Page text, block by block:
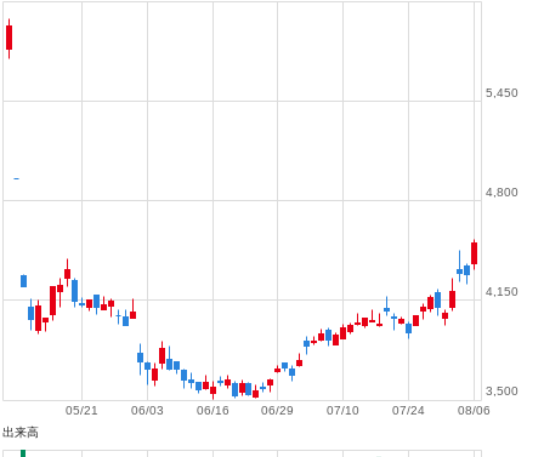
08/06
07/24
07/10
06/29
06/16
06/03
05/21
3,500
4,150
4,800
5,450
出来高